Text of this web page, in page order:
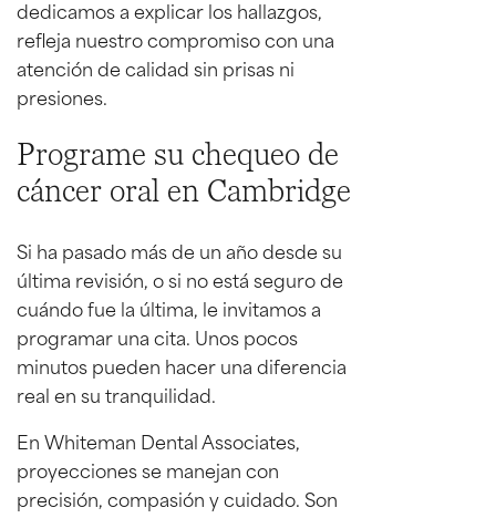
dedicamos a explicar los hallazgos,
refleja nuestro compromiso con una
atención de calidad sin prisas ni
presiones.
Programe su chequeo de
cáncer oral en Cambridge
Si ha pasado más de un año desde su
última revisión, o si no está seguro de
cuándo fue la última, le invitamos a
programar una cita. Unos pocos
minutos pueden hacer una diferencia
real en su tranquilidad.
En Whiteman Dental Associates,
proyecciones se manejan con
precisión, compasión y cuidado. Son